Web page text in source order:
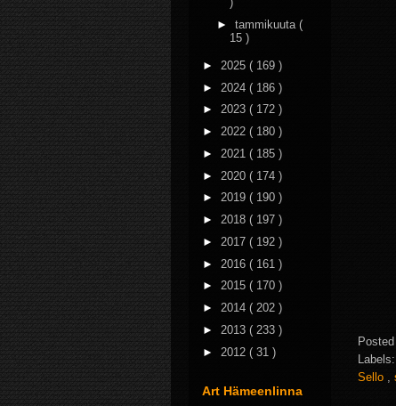
Labels:
Sello ,
► tammikuuta (
15 )
► 2025 ( 169 )
► 2024 ( 186 )
► 2023 ( 172 )
► 2022 ( 180 )
► 2021 ( 185 )
► 2020 ( 174 )
► 2019 ( 190 )
► 2018 ( 197 )
► 2017 ( 192 )
► 2016 ( 161 )
► 2015 ( 170 )
► 2014 ( 202 )
► 2013 ( 233 )
► 2012 ( 31 )
Art Hämeenlinna